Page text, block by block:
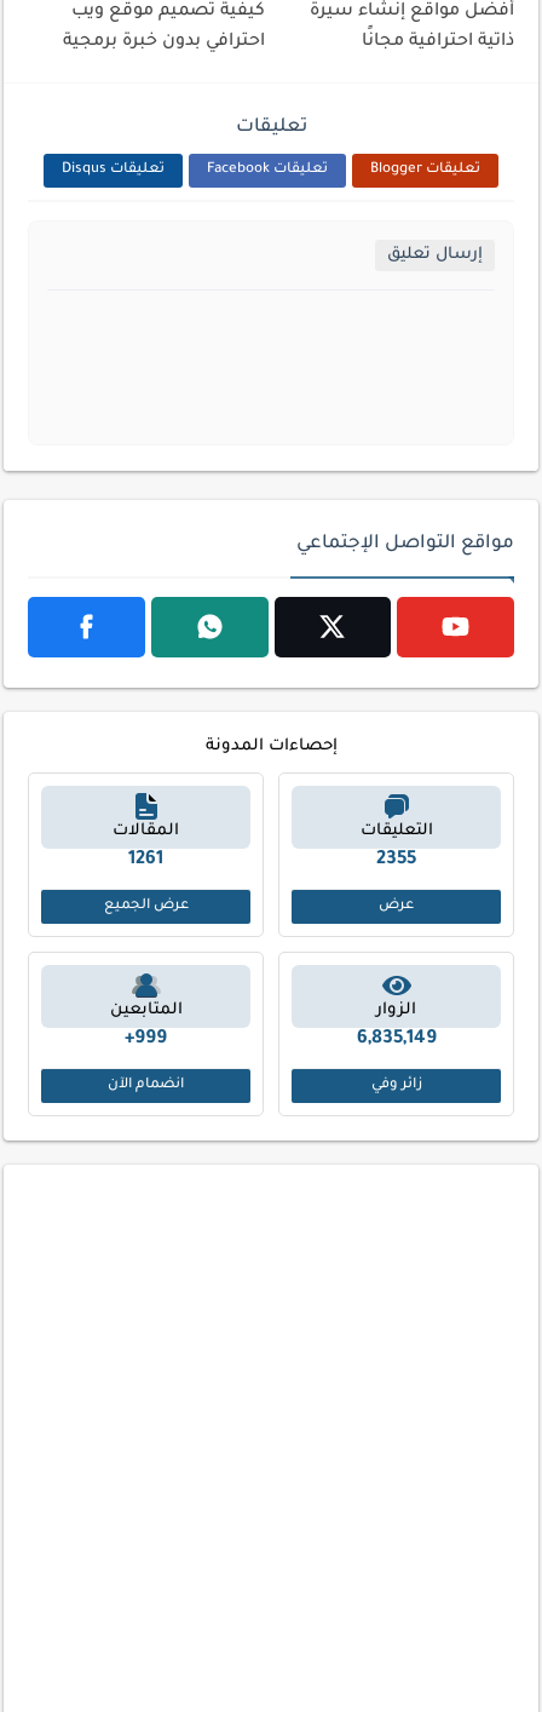
أفضل مواقع إنشاء سيرة
ذاتية احترافية مجانًا
كيفية تصميم موقع ويب
احترافي بدون خبرة برمجية
تعليقات
تعليقات Blogger تعليقات Facebook تعليقات Disqus
إرسال تعليق
مواقع التواصل الإجتماعي
إحصاءات المدونة
التعليقات
2355
عرض
المقالات
1261
عرض الجميع
الزوار
6,835,149
زائر وفي
المتابعين
999+
انضمام الآن